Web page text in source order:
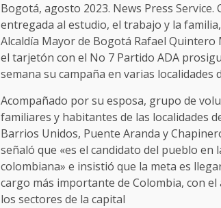
Bogotá, agosto 2023. News Press Service.
entregada al estudio, el trabajo y la
Alcaldía Mayor de Bogotá Rafael Quintero
el tarjetón con el No 7 Partido ADA
semana su campaña en varias localidades
Acompañado por su esposa, grupo de
familiares y habitantes de las localidades
Barrios Unidos, Puente Aranda y
señaló que «es el candidato del pueblo en
colombiana» e insistió que la meta es
cargo más importante de Colombia, con el
los sectores de la capital